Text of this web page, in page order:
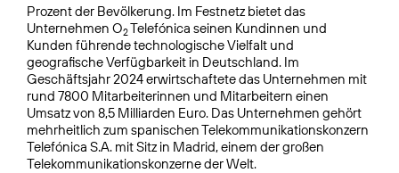
Prozent der Bevölkerung. Im Festnetz bietet das
Unternehmen O2Telefónica seinen Kundinnen und
Kunden führende technologische Vielfalt und
geografische Verfügbarkeit in Deutschland. Im
Geschäftsjahr 2024 erwirtschaftete das Unternehmen mit
rund 7800 Mitarbeiterinnen und Mitarbeitern einen
Umsatz von 8,5 Milliarden Euro. Das Unternehmen gehört
mehrheitlich zum spanischen Telekommunikationskonzern
Telefónica S.A. mit Sitz in Madrid, einem der großen
Telekommunikationskonzerne der Welt.